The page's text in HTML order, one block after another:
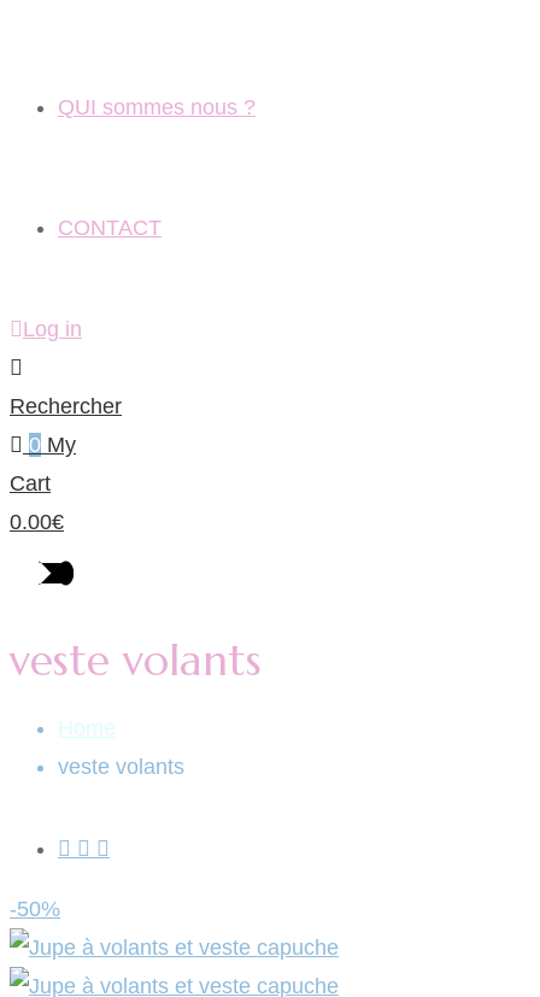
QUI sommes nous ?
CONTACT
Log in
Rechercher
0 My
Cart
0.00€
veste volants
Home
veste volants
-50%